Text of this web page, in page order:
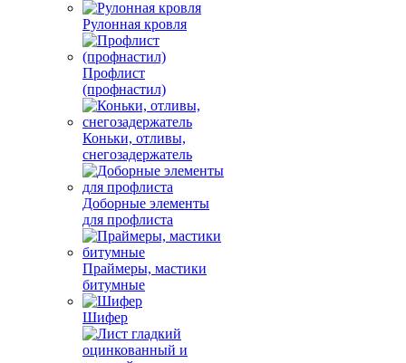
Рулонная кровля
Профлист
(профнастил)
Коньки, отливы,
снегозадержатель
Доборные элементы
для профлиста
Праймеры, мастики
битумные
Шифер